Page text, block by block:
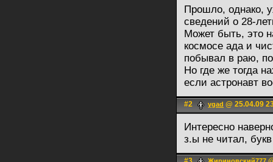
Прошло, однако,
сведений о 28-
Может быть, это
космосе ада и
побывал в раю,
Но где же тогда
если астронавт
#2 ygad @ 25.04.09
Интересно
з.ы не читал,